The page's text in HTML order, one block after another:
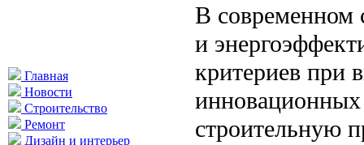
Главная
Новости
Строительство
Ремонт
Дизайн и интерьер
В современном
и
критериев при
строительную